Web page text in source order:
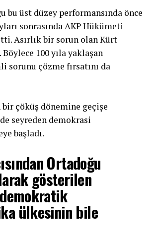
bu üst düzey performansında önce
sonrasında AKP Hükümeti
Asırlık bir sorun olan Kürt
100 yıla yaklaşan
çözme fırsatını da
çöküş dönemine geçişe
seyreden demokrasi
başladı.
Ortadoğu
gösterilen
ülkesinin bile